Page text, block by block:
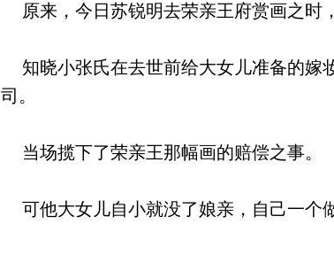
原来，今日苏锐明去荣亲王府赏画之时
知晓小张氏在去世前给大女儿准备的嫁
司。
当场揽下了荣亲王那幅画的赔偿之事。
可他大女儿自小就没了娘亲，自己一个